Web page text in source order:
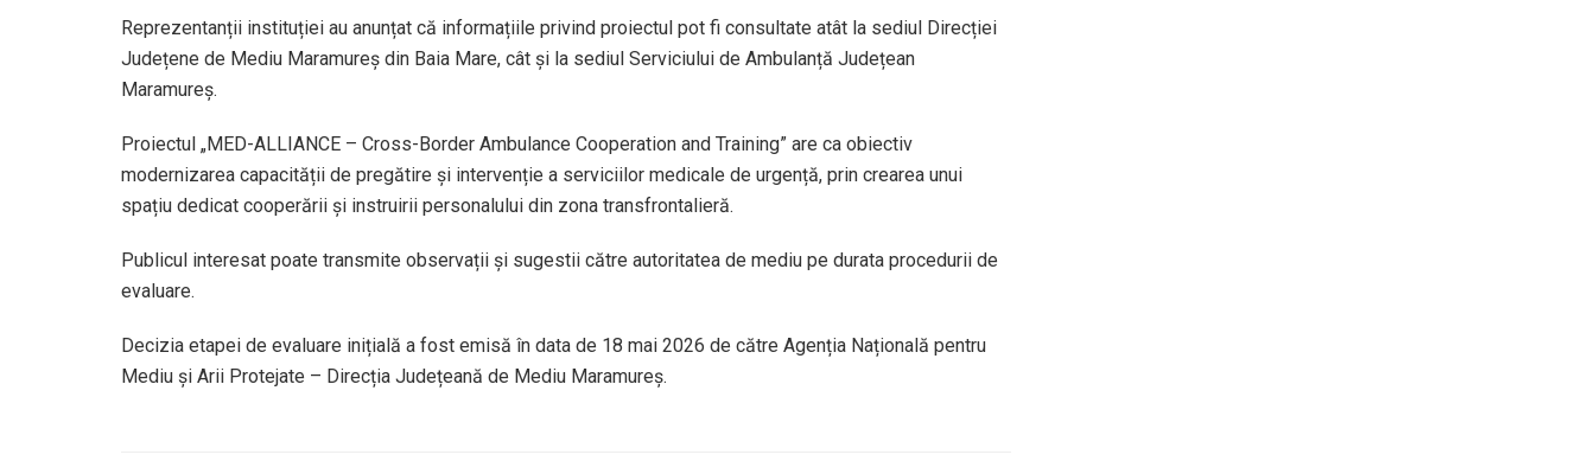
Reprezentanții instituției au anunțat că informațiile privind proiectul pot fi consultate atât la sediul Direcției
Județene de Mediu Maramureș din Baia Mare, cât și la sediul Serviciului de Ambulanță Județean
Maramureș.
Proiectul „MED-ALLIANCE – Cross-Border Ambulance Cooperation and Training” are ca obiectiv
modernizarea capacității de pregătire și intervenție a serviciilor medicale de urgență, prin crearea unui
spațiu dedicat cooperării și instruirii personalului din zona transfrontalieră.
Publicul interesat poate transmite observații și sugestii către autoritatea de mediu pe durata procedurii de
evaluare.
Decizia etapei de evaluare inițială a fost emisă în data de 18 mai 2026 de către Agenția Națională pentru
Mediu și Arii Protejate – Direcția Județeană de Mediu Maramureș.